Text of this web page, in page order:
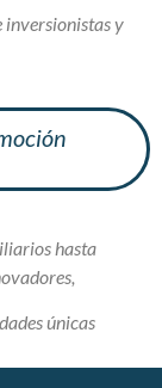
inversionistas y
hasta
únicas